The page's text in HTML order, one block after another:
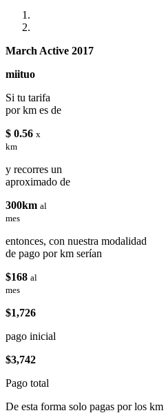
March Active 2017
miituo
Si tu tarifa
por km es de
$ 0.56 x
km
y recorres un
aproximado de
300km al
mes
entonces, con nuestra modalidad
de pago por km serían
$168 al
mes
$1,726
pago inicial
$3,742
Pago total
De esta forma solo pagas por los km